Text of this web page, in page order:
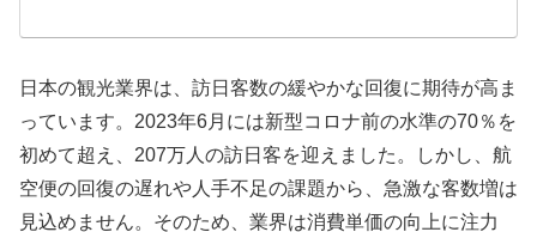
日本の観光業界は、訪日客数の緩やかな回復に期待が高ま
っています。2023年6月には新型コロナ前の水準の70％を
初めて超え、207万人の訪日客を迎えました。しかし、航
空便の回復の遅れや人手不足の課題から、急激な客数増は
見込めません。そのため、業界は消費単価の向上に注力